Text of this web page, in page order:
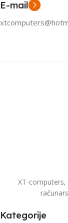
E-mail
XT-
Kategorije